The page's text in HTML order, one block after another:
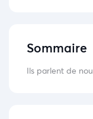
Sommaire
Ils parlent de